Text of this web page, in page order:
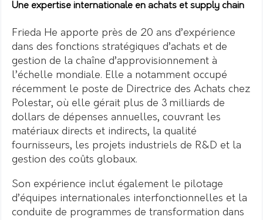
Une expertise internationale en achats et supply chain
Frieda He apporte près de 20 ans d’expérience
dans des fonctions stratégiques d’achats et de
gestion de la chaîne d’approvisionnement à
l’échelle mondiale. Elle a notamment occupé
récemment le poste de Directrice des Achats chez
Polestar, où elle gérait plus de 3 milliards de
dollars de dépenses annuelles, couvrant les
matériaux directs et indirects, la qualité
fournisseurs, les projets industriels de R&D et la
gestion des coûts globaux.
Son expérience inclut également le pilotage
d’équipes internationales interfonctionnelles et la
conduite de programmes de transformation dans